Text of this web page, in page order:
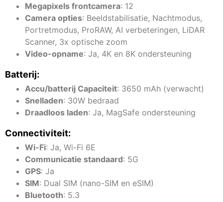
Megapixels frontcamera: 12
Camera opties: Beeldstabilisatie, Nachtmodus,
Portretmodus, ProRAW, AI verbeteringen, LiDAR
Scanner, 3x optische zoom
Video-opname: Ja, 4K en 8K ondersteuning
Batterij:
Accu/batterij Capaciteit: 3650 mAh (verwacht)
Snelladen: 30W bedraad
Draadloos laden: Ja, MagSafe ondersteuning
Connectiviteit:
Wi-Fi: Ja, Wi-Fi 6E
Communicatie standaard: 5G
GPS: Ja
SIM: Dual SIM (nano-SIM en eSIM)
Bluetooth: 5.3